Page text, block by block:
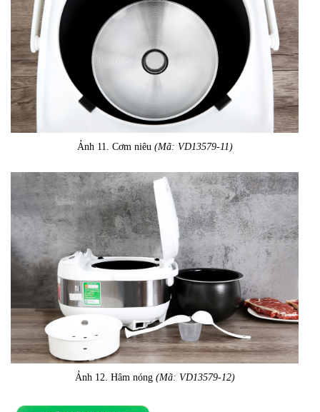
Ảnh 11. Cơm niêu (Mã: VD13579-11)
Ảnh 12. Hâm nóng (Mã: VD13579-12)